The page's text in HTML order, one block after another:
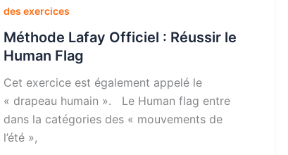
des exercices
Méthode Lafay Officiel : Réussir le
Human Flag
Cet exercice est également appelé le
« drapeau humain ». Le Human flag entre
dans la catégories des « mouvements de
l’été »,